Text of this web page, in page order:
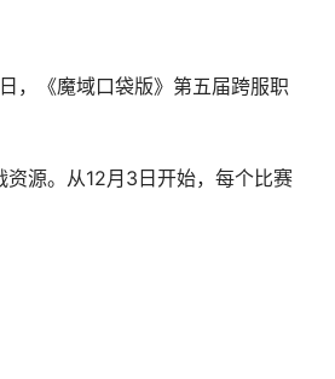
，《魔域口袋版》第五届跨服职
源。从12月3日开始，每个比赛